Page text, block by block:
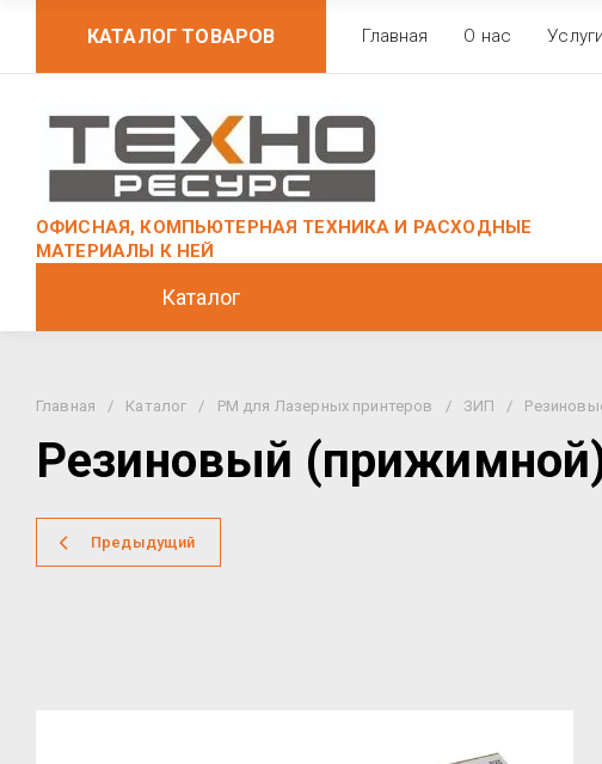
КАТАЛОГ ТОВАРОВ Главная О нас Услуги
ОФИСНАЯ, КОМПЬЮТЕРНАЯ ТЕХНИКА И РАСХОДНЫЕ
МАТЕРИАЛЫ К НЕЙ
Каталог
Главная / Каталог / РМ для Лазерных принтеров / ЗИП /
Резиновый
Предыдущий